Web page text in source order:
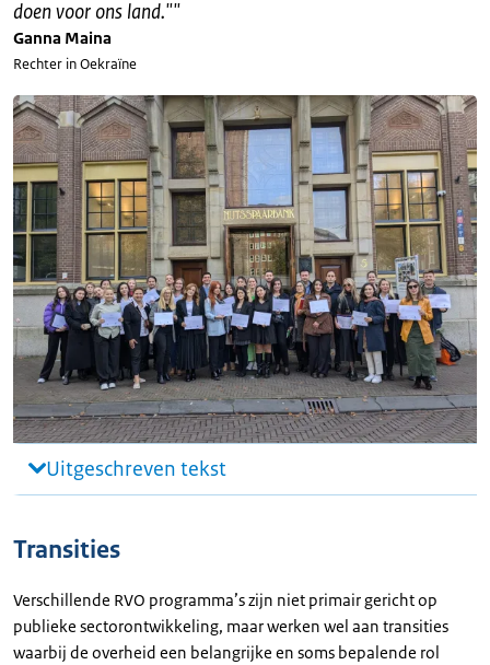
doen voor ons land.""
Ganna Maina
Rechter in Oekraïne
Uitgeschreven tekst
Transities
Verschillende RVO programma’s zijn niet primair gericht op
publieke sectorontwikkeling, maar werken wel aan transities
waarbij de overheid een belangrijke en soms bepalende rol